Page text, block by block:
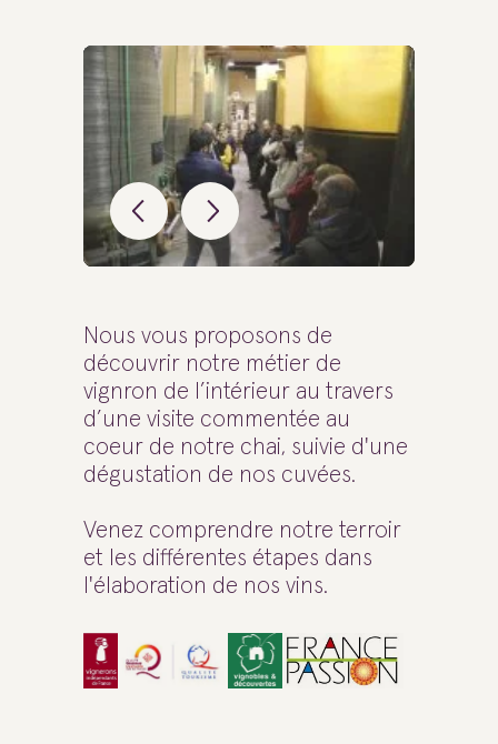
Nous vous proposons de
découvrir notre métier de
vignron de l’intérieur au travers
d’une visite commentée au
coeur de notre chai, suivie d'une
dégustation de nos cuvées.
Venez comprendre notre terroir
et les différentes étapes dans
l'élaboration de nos vins.